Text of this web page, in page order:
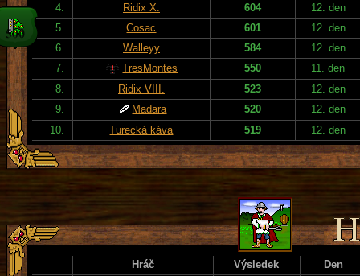
4.
Ridix X. 604
12. den
5.
Cosac 601
12. den
6.
Walleyy 584
12. den
7.
TresMontes 550
11. den
8.
Ridix VIII. 523
12. den
9.
Madara 520
12. den
10.
Turecká káva 519 12. den
Hráč Výsledek
Den